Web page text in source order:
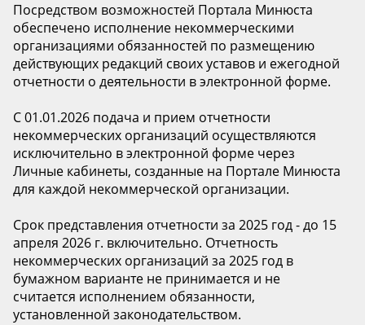
️Посредством возможностей Портала Минюста
обеспечено исполнение некоммерческими
организациями обязанностей по размещению
действующих редакций своих уставов и ежегодной
отчетности о деятельности в электронной форме.
С 01.01.2026 подача и прием отчетности
некоммерческих организаций осуществляются
исключительно в электронной форме через
Личные кабинеты, созданные на Портале Минюста
для каждой некоммерческой организации.
Срок представления отчетности за 2025 год - до 15
апреля 2026 г. включительно. Отчетность
некоммерческих организаций за 2025 год в
бумажном варианте не принимается и не
считается исполнением обязанности,
установленной законодательством.